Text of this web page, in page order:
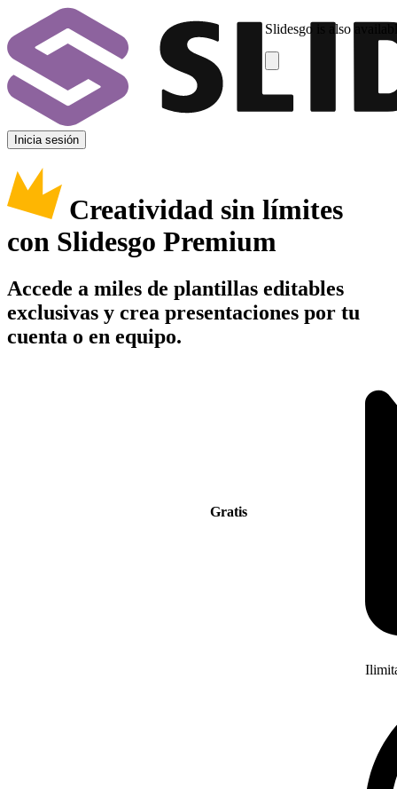
Slidesgo is also
Inicia sesión
Creatividad sin límites
con Slidesgo Premium
Accede a miles de plantillas editables
exclusivas y crea presentaciones por tu
cuenta o en equipo.
Gratis